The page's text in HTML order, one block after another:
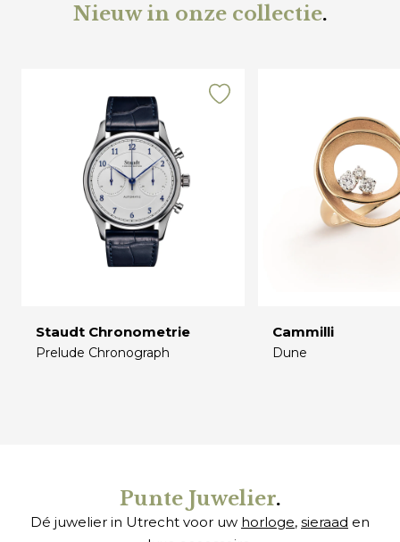
Nieuw in onze collectie.
Staudt Chronometrie
Prelude Chronograph
Cammilli
Dune
Punte Juwelier.
Dé juwelier in Utrecht voor uw horloge, sieraad en